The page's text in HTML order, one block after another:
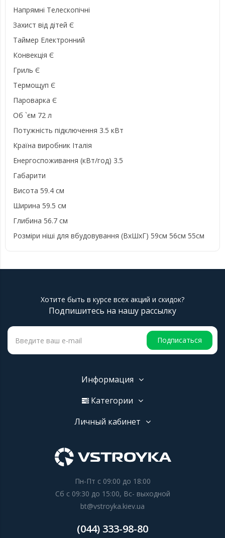
Напрямні Телескопічні
Захист від дітей Є
Таймер Електронний
Конвекція Є
Гриль Є
Термощуп Є
Пароварка Є
Об `єм 72 л
Потужність підключення 3.5 кВт
Країна виробник Італія
Енергоспоживання (кВт/год) 3.5
Габарити
Висота 59.4 см
Ширина 59.5 см
Глибина 56.7 см
Розміри ніші для вбудовування (ВхШхГ) 59см 56см 55см
Хотите быть в курсе всех акций и скидок?
Подпишитесь на нашу рассылку
Подписаться
Информация
Категории
Личный кабинет
Пн-Пт с 09:00 до 18:00
Сб с 09:30 до 15:00, Вс- выходной
bt@vstroyka.kiev.ua
(044) 333-98-80